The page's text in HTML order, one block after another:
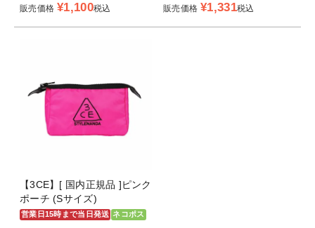
販売価格 ¥1,100税込 販売価格 ¥1,331税込
【3CE】[ 国内正規品 ]ピンク
ポーチ (Sサイズ)
営業日15時まで当日発送 ネコポス